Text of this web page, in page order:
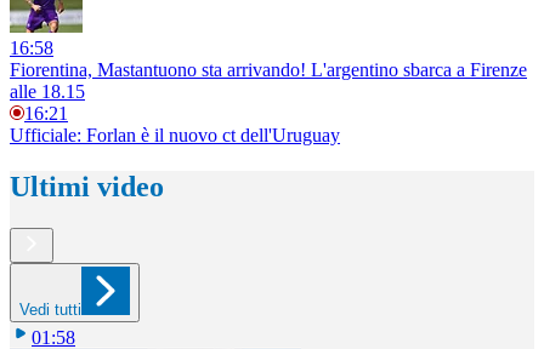
16:58
Fiorentina, Mastantuono sta arrivando! L'argentino sbarca a Firenze
alle 18.15
16:21
Ufficiale: Forlan è il nuovo ct dell'Uruguay
Ultimi video
Vedi tutti
01:58